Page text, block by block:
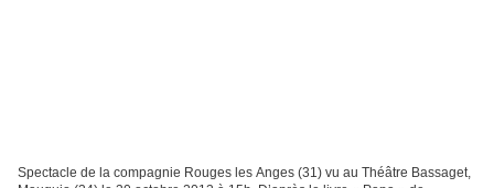
Spectacle de la compagnie Rouges les Anges (31) vu au Théâtre Bassaget,